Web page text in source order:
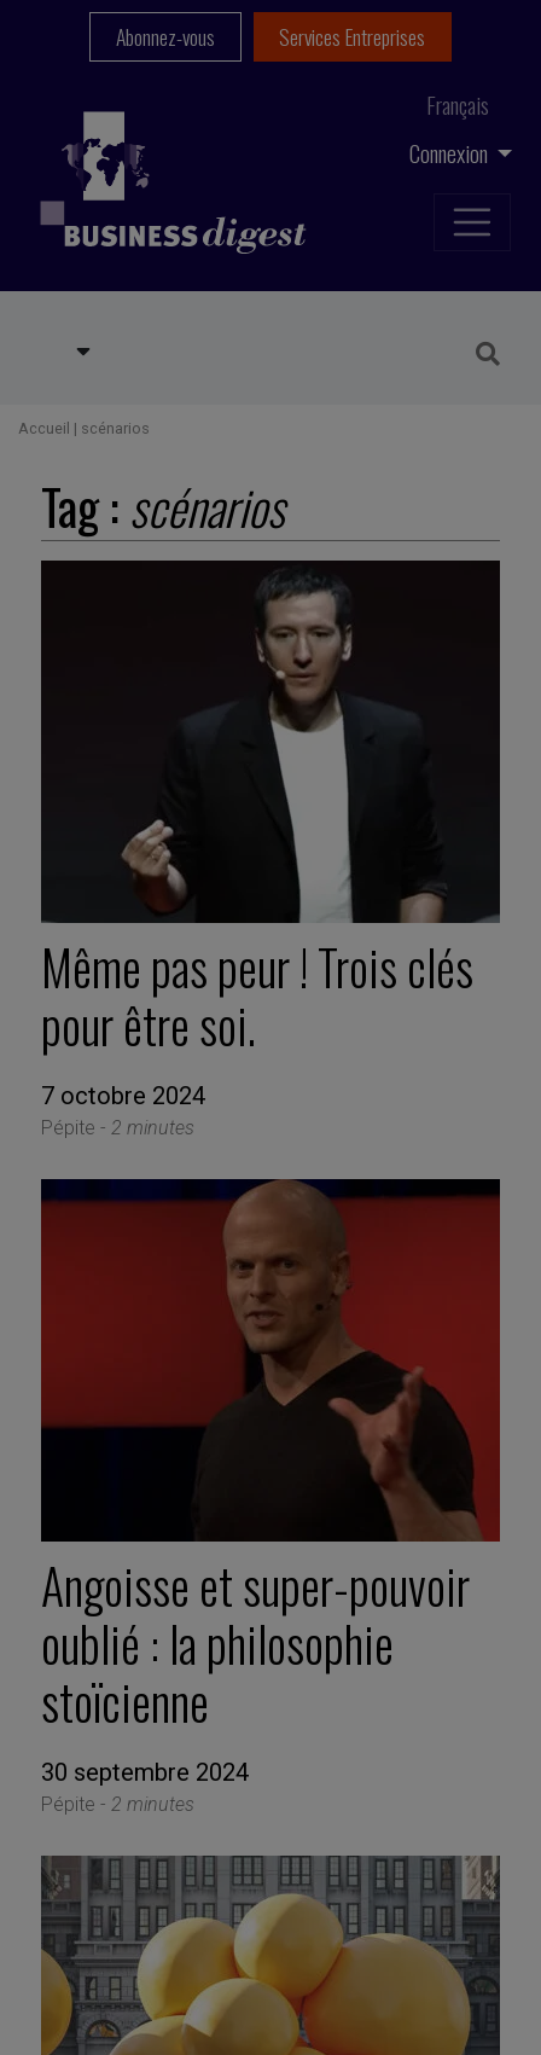
Connexion
Français
Abonnez-vous Services Entreprises
Accueil | scénarios
Tag :scénarios
Même pas peur ! Trois clés
pour être soi.
7 octobre 2024
Pépite - 2 minutes
Angoisse et super-pouvoir
oublié : la philosophie
stoïcienne
30 septembre 2024
Pépite - 2 minutes